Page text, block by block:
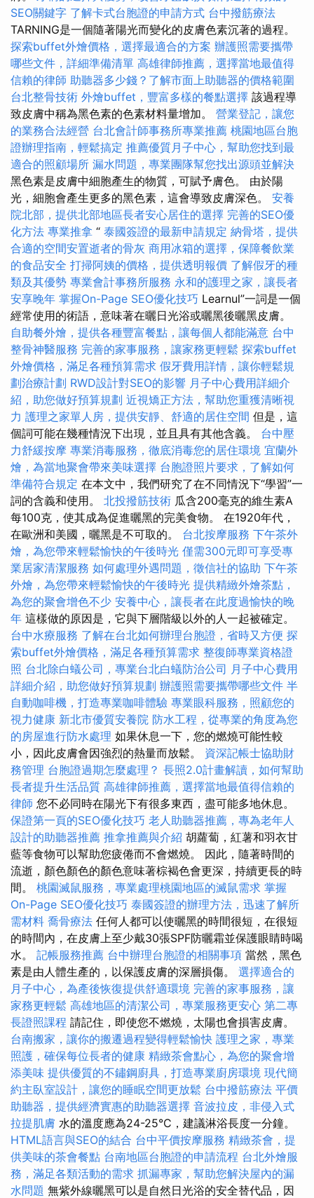
SEO關鍵字 了解卡式台胞證的申請方式 台中撥筋療法
TARNING是一個隨著陽光而變化的皮膚色素沉著的過程。
探索buffet外燴價格，選擇最適合的方案 辦護照需要攜帶
哪些文件，詳細準備清單 高雄律師推薦，選擇當地最值得
信賴的律師 助聽器多少錢？了解市面上助聽器的價格範圍
台北整骨技術 外燴buffet，豐富多樣的餐點選擇 該過程導
致皮膚中稱為黑色素的色素材料量增加。 營業登記，讓您
的業務合法經營 台北會計師事務所專業推薦 桃園地區台胞
證辦理指南，輕鬆搞定 推薦優質月子中心，幫助您找到最
適合的照顧場所 漏水問題，專業團隊幫您找出源頭並解決
黑色素是皮膚中細胞產生的物質，可賦予膚色。 由於陽
光，細胞會產生更多的黑色素，這會導致皮膚深色。 安養
院北部，提供北部地區長者安心居住的選擇 完善的SEO優
化方法 專業推拿 “ 泰國簽證的最新申請規定 納骨塔，提供
合適的空間安置逝者的骨灰 商用冰箱的選擇，保障餐飲業
的食品安全 打掃阿姨的價格，提供透明報價 了解假牙的種
類及其優勢 專業會計事務所服務 永和的護理之家，讓長者
安享晚年 掌握On-Page SEO優化技巧 Learnul”一詞是一個
經常使用的術語，意味著在曬日光浴或曬黑後曬黑皮膚。
自助餐外燴，提供各種豐富餐點，讓每個人都能滿意 台中
整骨神醫服務 完善的家事服務，讓家務更輕鬆 探索buffet
外燴價格，滿足各種預算需求 假牙費用詳情，讓你輕鬆規
劃治療計劃 RWD設計對SEO的影響 月子中心費用詳細介
紹，助您做好預算規劃 近視矯正方法，幫助您重獲清晰視
力 護理之家單人房，提供安靜、舒適的居住空間 但是，這
個詞可能在幾種情況下出現，並且具有其他含義。 台中壓
力舒緩按摩 專業消毒服務，徹底消毒您的居住環境 宜蘭外
燴，為當地聚會帶來美味選擇 台胞證照片要求，了解如何
準備符合規定 在本文中，我們研究了在不同情況下“學習”一
詞的含義和使用。 北投撥筋技術 瓜含200毫克的維生素A
每100克，使其成為促進曬黑的完美食物。 在1920年代，
在歐洲和美國，曬黑是不可取的。 台北按摩服務 下午茶外
燴，為您帶來輕鬆愉快的午後時光 僅需300元即可享受專
業居家清潔服務 如何處理外遇問題，徵信社的協助 下午茶
外燴，為您帶來輕鬆愉快的午後時光 提供精緻外燴茶點，
為您的聚會增色不少 安養中心，讓長者在此度過愉快的晚
年 這樣做的原因是，它與下層階級以外的人一起被確定。
台中水療服務 了解在台北如何辦理台胞證，省時又方便 探
索buffet外燴價格，滿足各種預算需求 整復師專業資格證
照 台北除白蟻公司，專業台北白蟻防治公司 月子中心費用
詳細介紹，助您做好預算規劃 辦護照需要攜帶哪些文件 半
自動咖啡機，打造專業咖啡體驗 專業眼科服務，照顧您的
視力健康 新北市優質安養院 防水工程，從專業的角度為您
的房屋進行防水處理 如果休息一下，您的燃燒可能性較
小，因此皮膚會因強烈的熱量而放鬆。 資深記帳士協助財
務管理 台胞證過期怎麼處理？ 長照2.0計畫解讀，如何幫助
長者提升生活品質 高雄律師推薦，選擇當地最值得信賴的
律師 您不必同時在陽光下有很多東西，盡可能多地休息。
保證第一頁的SEO優化技巧 老人助聽器推薦，專為老年人
設計的助聽器推薦 推拿推薦與介紹 胡蘿蔔，紅薯和羽衣甘
藍等食物可以幫助您疲倦而不會燃燒。 因此，隨著時間的
流逝，顏色顏色的顏色意味著棕褐色會更深，持續更長的時
間。 桃園滅鼠服務，專業處理桃園地區的滅鼠需求 掌握
On-Page SEO優化技巧 泰國簽證的辦理方法，迅速了解所
需材料 喬骨療法 任何人都可以使曬黑的時間很短，在很短
的時間內，在皮膚上至少戴30張SPF防曬霜並保護眼睛時喝
水。 記帳服務推薦 台中辦理台胞證的相關事項 當然，黑色
素是由人體生產的，以保護皮膚的深層損傷。 選擇適合的
月子中心，為產後恢復提供舒適環境 完善的家事服務，讓
家務更輕鬆 高雄地區的清潔公司，專業服務更安心 第二專
長證照課程 請記住，即使您不燃燒，太陽也會損害皮膚。
台南搬家，讓你的搬遷過程變得輕鬆愉快 護理之家，專業
照護，確保每位長者的健康 精緻茶會點心，為您的聚會增
添美味 提供優質的不鏽鋼廚具，打造專業廚房環境 現代簡
約主臥室設計，讓您的睡眠空間更放鬆 台中撥筋療法 平價
助聽器，提供經濟實惠的助聽器選擇 音波拉皮，非侵入式
拉提肌膚 水的溫度應為24-25°C，建議淋浴長度一分鐘。
HTML語言與SEO的結合 台中平價按摩服務 精緻茶會，提
供美味的茶會餐點 台南地區台胞證的申請流程 台北外燴服
務，滿足各類活動的需求 抓漏專家，幫助您解決屋內的漏
水問題 無紫外線曬黑可以是自然日光浴的安全替代品，因